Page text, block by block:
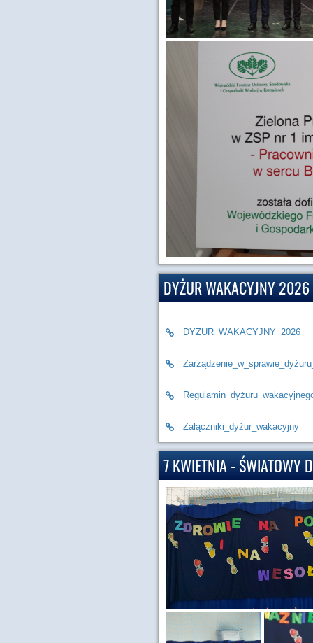
DYŻUR WAKACYJNY 2026
DYŻUR_WAKACYJNY_2026
Załączniki_dyżur_wakacyjny
7 KWIETNIA - ŚWIATOWY